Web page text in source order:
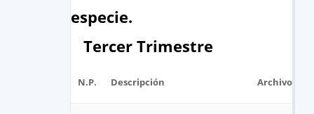
especie.
Tercer Trimestre
N.P. Descripción Archivo